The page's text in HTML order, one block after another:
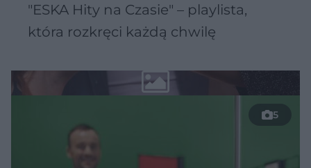
"ESKA Hity na Czasie" – playlista,
która rozkręci każdą chwilę
5